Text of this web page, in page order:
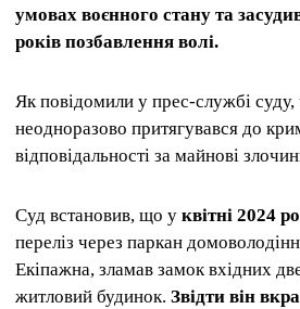
умовах воєнного стану та
років позбавлення волі.
Як повідомили у прес-службі суду,
неодноразово притягувався до
відповідальності за майнові
Суд встановив, що у квітні 2024
переліз через паркан
Екіпажна, зламав замок вхідних
житловий будинок. Звідти він